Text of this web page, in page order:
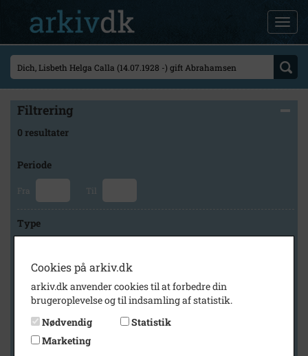
Filtrering
0 resultater
Periode
Fra Til
Type
Arkiv
Historisk Arkiv Dragør
Cookies på arkiv.dk
arkiv.dk anvender cookies til at forbedre din
brugeroplevelse og til indsamling af statistik.
Nødvendig
Statistik
Marketing